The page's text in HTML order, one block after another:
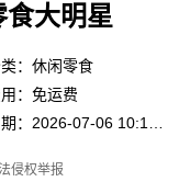
大明星
：休闲零食
：免运费
侵权举报